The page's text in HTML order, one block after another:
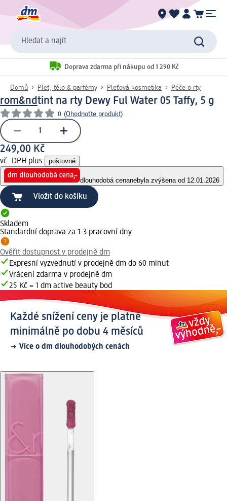
Hledat a najít
Doprava zdarma při nákupu od 1 290 Kč
Domů Pleť, tělo & parfémy Pleťová kosmetika Péče o rty
rom&ndtint na rty Dewy Ful Water 05 Taffy, 5 g
0 (Ohodnoťte produkt)
249,00 Kč
vč. DPH plus poštovné
dlouhodobá cenanebyla zvýšena od 12.01.2026
Vložit do košíku
Skladem
Standardní doprava za 1-3 pracovní dny
Ověřit dostupnost v prodejně dm
Expresní vyzvednutí v prodejně dm do 60 minut
Vrácení zdarma v prodejně dm
25 Kč = 1 dm active beauty bod
Každé snížení ceny je platné
minimálně po dobu 4 měsíců
Více o dm dlouhodobých cenách